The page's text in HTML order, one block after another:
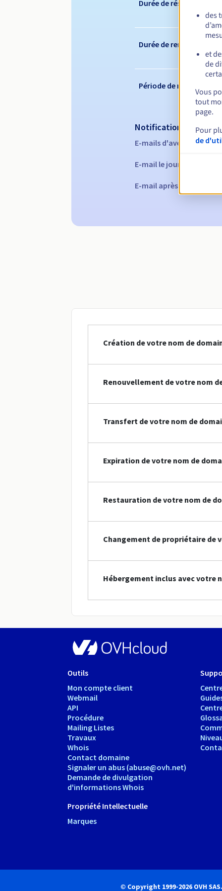
Durée de réservation
Durée de renouvellement
Période de rédemption
Notifications
E-mails d'avertissement :
E-mail le jour de
E-mail après la période
Création de votre nom de
Renouvellement de votre nom
Transfert de votre nom de
Expiration de votre nom de
Restauration de votre nom de
Changement de propriétaire de
Hébergement inclus avec votre
Outils
Mon compte client
Webmail
API
Procédure
Mailing Listes
Travaux
Whois
Contact domaine
Signaler un abus (abuse@ovh.net)
Demande de divulgation
d'informations Whois
Propriété Intellectuelle
Marques
© Copyright 1999-2026 OVH SAS.
des
et
de
Vous
tout
page.
Pour
de